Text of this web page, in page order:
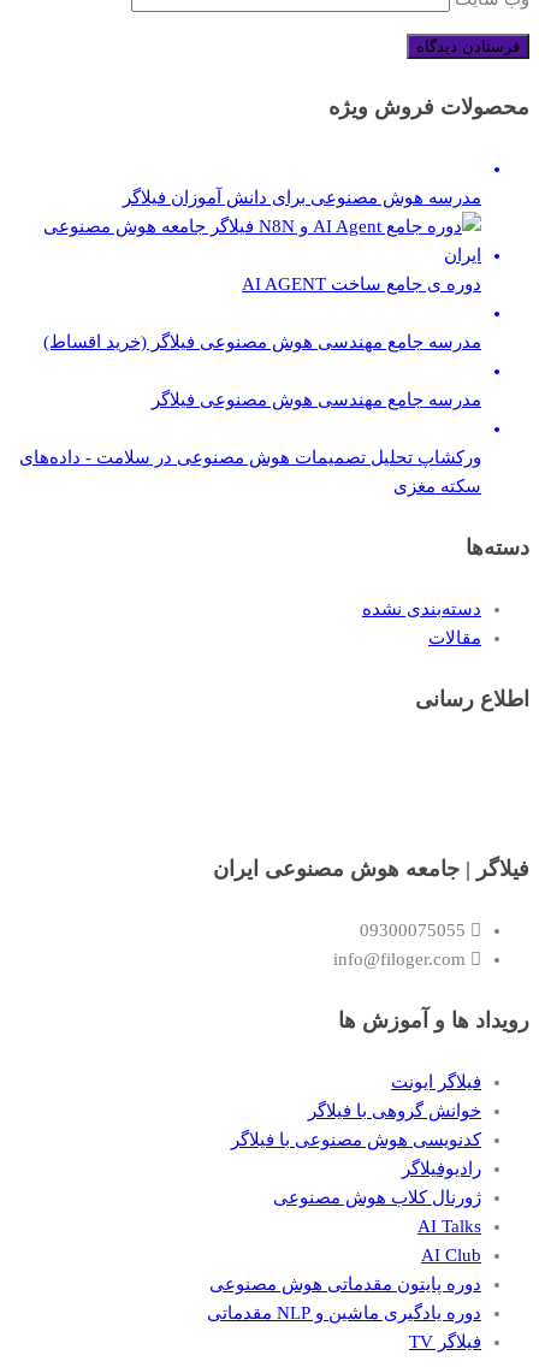
محصولات فروش ویژه
مدرسه هوش مصنوعی برای دانش آموزان فیلاگر
دوره ی جامع ساخت AI AGENT
مدرسه جامع مهندسی هوش مصنوعی فیلاگر (خرید اقساط)
مدرسه جامع مهندسی هوش مصنوعی فیلاگر
ورکشاپ تحلیل تصمیمات هوش مصنوعی در سلامت - داده‌های
سکته مغزی
دسته‌ها
دسته‌بندی نشده
مقالات
اطلاع رسانی
فیلاگر | جامعه هوش مصنوعی ایران
09300075055
info@filoger.com
رویداد ها و آموزش ها
فیلاگر ایونت
خوانش گروهی با فیلاگر
کدنویسی هوش مصنوعی با فیلاگر
رادیوفیلاگر
ژورنال کلاب هوش مصنوعی
AI Talks
AI Club
دوره پایتون مقدماتی هوش مصنوعی
دوره یادگیری ماشین و NLP مقدماتی
فیلاگر TV